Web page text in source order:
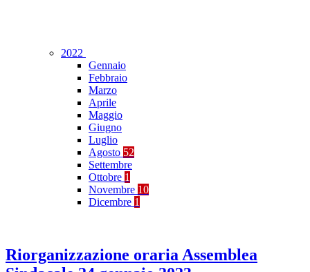
2022
Gennaio
Febbraio
Marzo
Aprile
Maggio
Giugno
Luglio
Agosto 52
Settembre
Ottobre 1
Novembre 10
Dicembre 1
Riorganizzazione oraria Assemblea